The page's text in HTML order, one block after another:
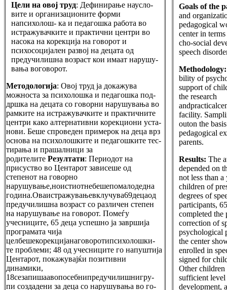
Цели на овој труд: Дефинирање наусло-
вите и организационите форми
напсихолош- ка и педагошка работа во
истражувачките и практични центри во
насока на корекција на говорот и
психосоцијален развој на децата од
предучилишна возраст кои имаат нарушу-
вања воговорот.
Методологија: Овој труд ја докажува
можноста за психолошка и педагошка под-
дршка на децата со говорни нарушувања во
рамките на истражувачките и практичните
центри како алтернативни корекциони уста-
нови. Беше спроведен примерок на деца врз
основа на психолошките и педагошките тес-
тирања и прашалници за
родителите Резултати: Периодот на
присуство во Центарот зависеше од
степенот на говорно
нарушување,ноистиотнебешепомалодедна
година.Оваистражувањевклучува69децаод
предучилишна возраст со различен степен
на нарушување на говорот. Помеѓу
учесниците, 65 деца успешно ја завршија
програмата чија
целбешекорекцијанаговоротипсихолошки-
те проблеми; 48 од учесниците го напуштија
Центарот, покажувајќи позитивни
динамики,
18сезапишаавопосебнипредучилишнигру-
пи создадени за деца со нарушувања во го-
Goals of the
and
pedagogical
center in
cho-social
speech
bility of
support of
the research
facility.
outon the
pedagogical
parents.
Results: The
depended on
not less than
children of
degrees of
participants,
completed the
correction of
psychological
the center
enrolled in
signed for
Other
sufficient level
development,